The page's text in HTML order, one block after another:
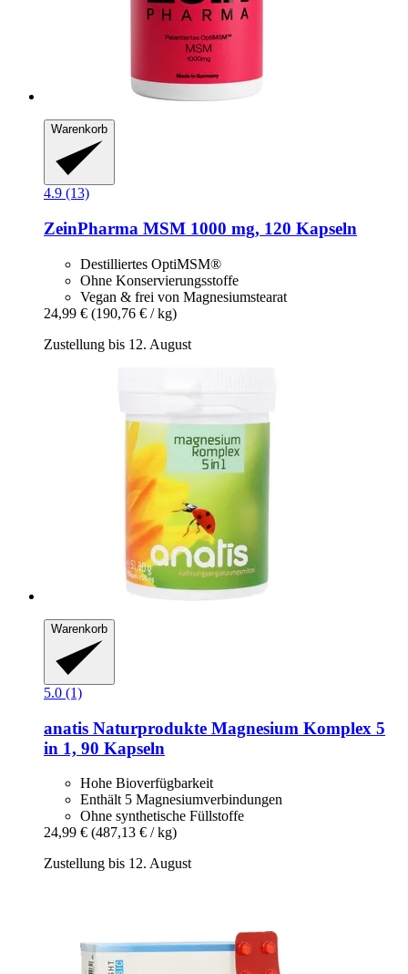
Warenkorb
4.9 (13)
ZeinPharma MSM 1000 mg, 120 Kapseln
Destilliertes OptiMSM®
Ohne Konservierungsstoffe
Vegan & frei von Magnesiumstearat
24,99 € (190,76 € / kg)
Zustellung bis 12. August
Warenkorb
5.0 (1)
anatis Naturprodukte Magnesium Komplex 5
in 1, 90 Kapseln
Hohe Bioverfügbarkeit
Enthält 5 Magnesiumverbindungen
Ohne synthetische Füllstoffe
24,99 € (487,13 € / kg)
Zustellung bis 12. August